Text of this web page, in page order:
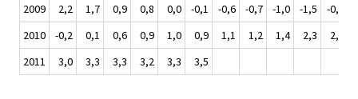
2009
2,2 1,7 0,9 0,8 0,0 -0,1 -0,6 -0,7 -1,0 -1,5 -0,9
2010
-0,2 0,1 0,6 0,9 1,0 0,9 1,1 1,2 1,4 2,3 2,5
2011
3,0 3,3 3,3 3,2 3,3 3,5